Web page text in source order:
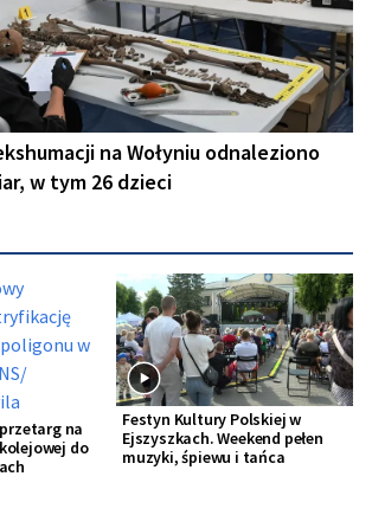
na Wołyniu odnaleziono
w tym 26 dzieci
przetarg na
do
Festyn Kultury Polskiej w
Ejszyszkach. Weekend pełen
muzyki, śpiewu i tańca